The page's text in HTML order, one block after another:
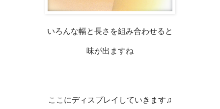
いろんな幅と長さを組み合わせると
味が出ますね
ここにディスプレイしていきます♫